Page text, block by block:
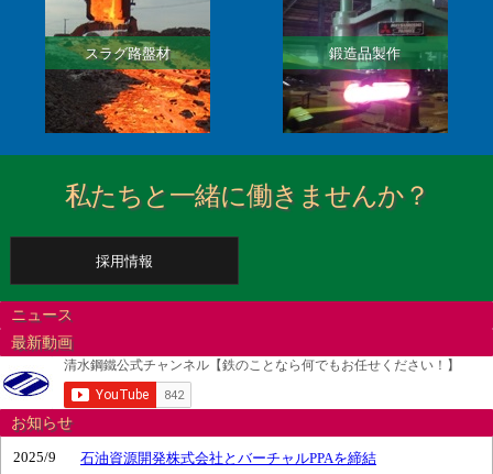
スラグ路盤材 鍛造品製作
私たちと一緒に働きませんか？
採用情報
ニュース
最新動画
お知らせ